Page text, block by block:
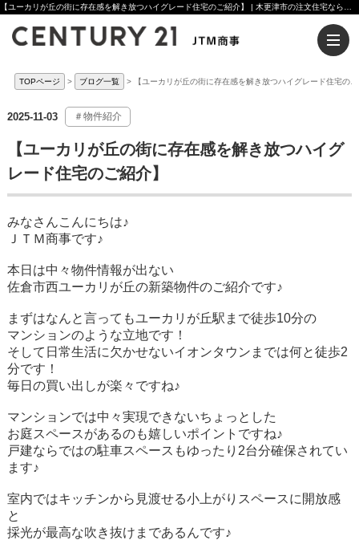
TOPページ ブログ一覧 【ユーカリが丘の街に存在感を解き放つハイグレード住宅の
2025-11-03 ＃物件紹介
【ユーカリが丘の街に存在感を解き放つハイグ
レード住宅のご紹介】
みなさんこんにちは♪
ＪＴＭ商事です♪
本日は中々物件情報が出ない
佐倉市西ユーカリが丘の新築物件のご紹介です♪
まずはなんと言ってもユーカリが丘駅まで徒歩10分の
マンションのような立地です！
そして日常生活に欠かせないイオンタウンまでは何と徒歩2
分です！
毎日の買い出しが楽々ですね♪
マンションでは中々実現できないちょっとした
お庭スペースがあるのも嬉しいポイントですね♪
戸建ならではの駐車スペースもゆったり2台分確保されてい
ます♪
室内ではキッチンから見渡せる小上がりスペースに開放感
と
採光が最高な吹き抜けまであるんです♪